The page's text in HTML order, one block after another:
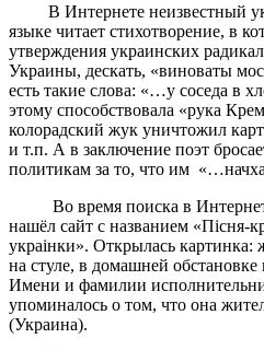
В Интернете неизвестный
языке читает стихотворение, в
утверждения украинских
Украины, дескать, «виноваты
есть такие слова: «…у соседа в
этому способствовала «рука
колорадский жук уничтожил
и т.п. А в заключение поэт
политикам за то, что им
Во время поиска в
нашёл сайт с названием «Пiсня-
украiнки». Открылась картинка:
на стуле, в домашней
Имени и фамилии
упоминалось о том, что она
(Украина).